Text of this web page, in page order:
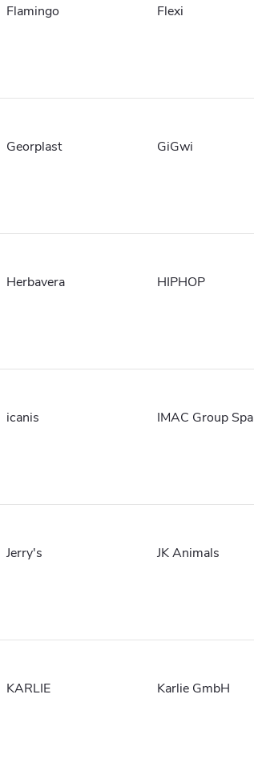
Flamingo Flexi
Georplast GiGwi
Herbavera HIPHOP
icanis IMAC Group Spa
Jerry's JK Animals
KARLIE Karlie GmbH